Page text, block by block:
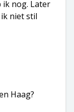
ik nog. Later
niet stil
Haag?